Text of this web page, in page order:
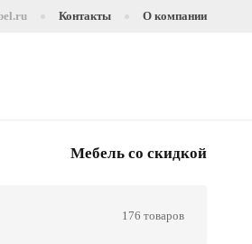
Контакты О компании
Мебель со скидкой
176 товаров